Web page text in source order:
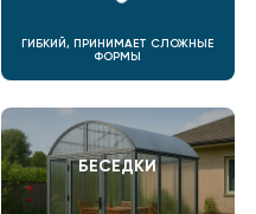
ГИБКИЙ, ПРИНИМАЕТ СЛОЖНЫЕ
ФОРМЫ
БЕСЕДКИ